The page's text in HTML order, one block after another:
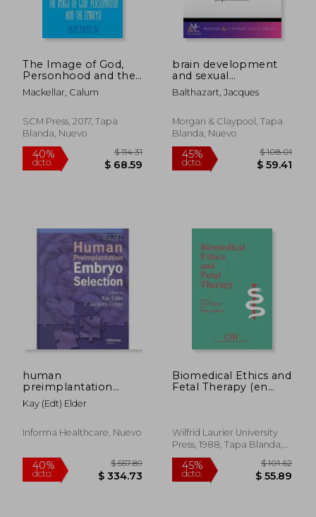
45% $ 387.95 45%
40%
dcto.
45%
The Image of God,
Personhood and the
Embryo (en Inglés)
Mackellar, Calum
SCM Press, 2017, Tapa
Blanda, Nuevo
brain development
and sexual
orientation
Balthazart, Jacques
Morgan & Claypool, Tapa
Blanda, Nuevo
human
preimplantation
embryo selection
Kay (edt) Elder
Informa Healthcare, Nuevo
Biomedical Ethics and
Fetal Therapy (en
Wilfrid Laurier University
Press, 1988, Tapa Blanda,
Nuevo